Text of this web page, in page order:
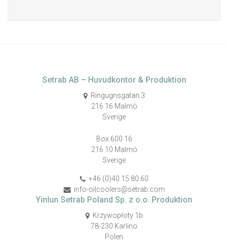
Setrab AB – Huvudkontor & Produktion
Ringugnsgatan 3
216 16 Malmö
Sverige
Box 600 16
216 10 Malmö
Sverige
+46 (0)40 15 80 60
info-oilcoolers@setrab.com
Yinlun Setrab Poland Sp. z o.o. Produktion
Krzywopłoty 1b
78-230 Karlino
Polen